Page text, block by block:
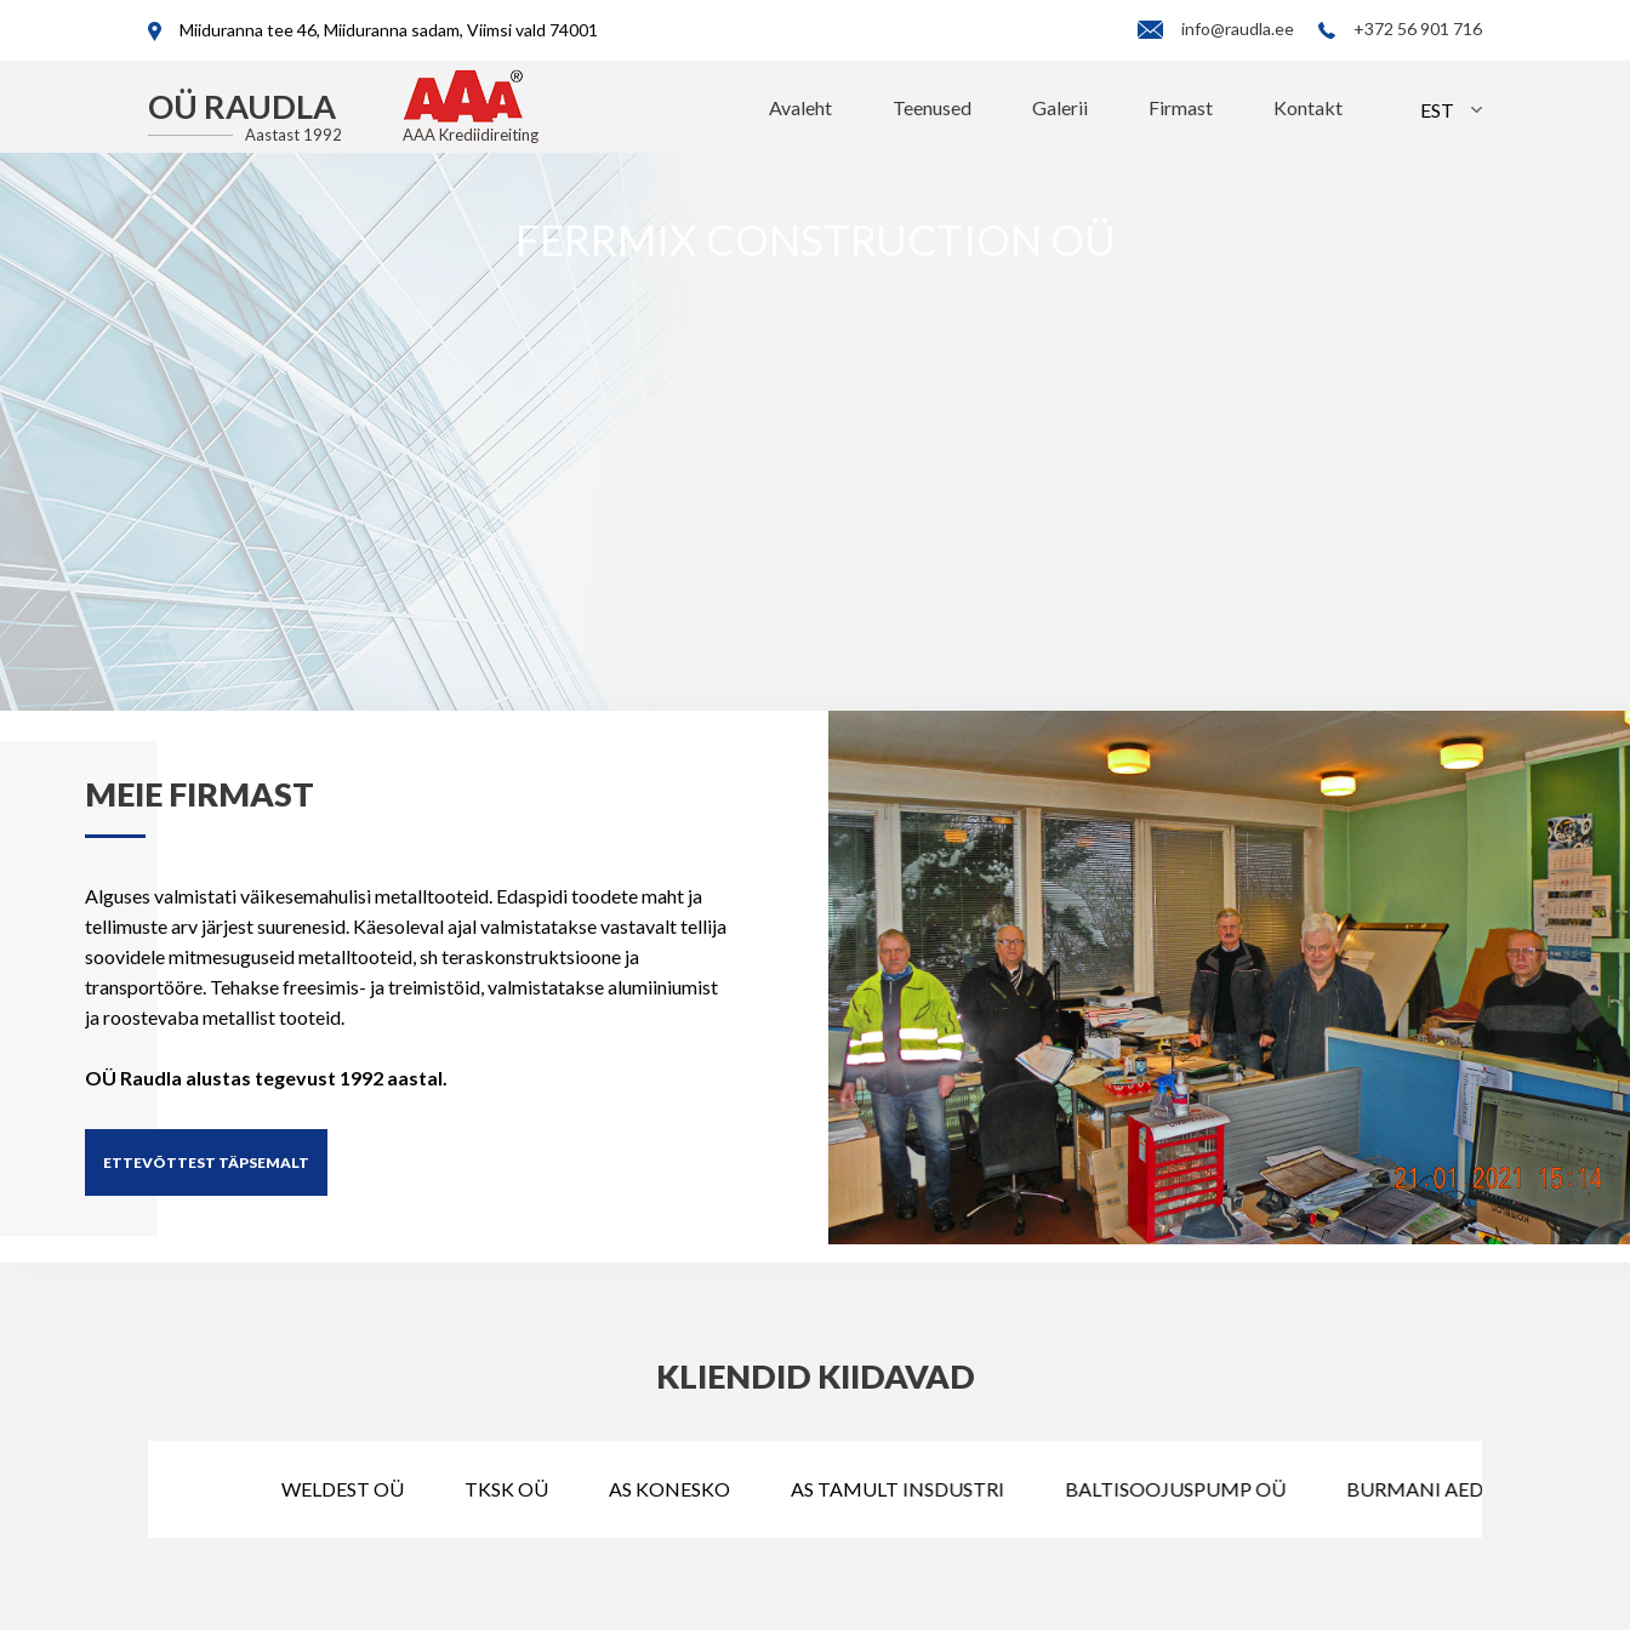
Miiduranna tee 46, Miiduranna sadam, Viimsi vald 74001 +372 56 901 716
info@raudla.ee
OÜ RAUDLA
Aastast 1992 AAA Krediidireiting
Avaleht Teenused Galerii Firmast Kontakt
FERRMIX CONSTRUCTION OÜ
MEIE FIRMAST
Alguses valmistati väikesemahulisi metalltooteid. Edaspidi toodete maht ja
tellimuste arv järjest suurenesid. Käesoleval ajal valmistatakse vastavalt tellija
soovidele mitmesuguseid metalltooteid, sh teraskonstruktsioone ja
transportööre. Tehakse freesimis- ja treimistöid, valmistatakse alumiiniumist
ja roostevaba metallist tooteid.
OÜ Raudla alustas tegevust 1992 aastal.
ETTEVÕTTEST TÄPSEMALT
KLIENDID KIIDAVAD
WELDEST OÜ TKSK OÜ AS KONESKO AS TAMULT INSDUSTRI BALTISOOJUSPUMP OÜ BURMANI AED OÜ